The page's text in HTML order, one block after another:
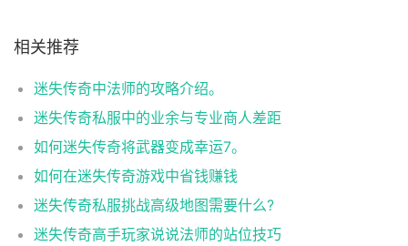
相关推荐
迷失传奇中法师的攻略介绍。
迷失传奇私服中的业余与专业商人差距
如何迷失传奇将武器变成幸运7。
如何在迷失传奇游戏中省钱赚钱
迷失传奇私服挑战高级地图需要什么?
迷失传奇高手玩家说说法师的站位技巧